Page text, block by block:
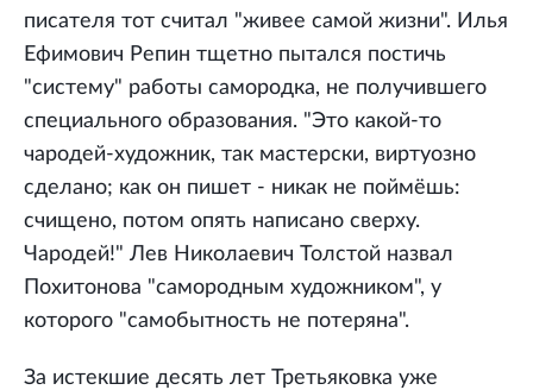
писателя тот считал "живее самой жизни". Илья
Ефимович Репин тщетно пытался постичь
"систему" работы самородка, не получившего
специального образования. "Это какой-то
чародей-художник, так мастерски, виртуозно
сделано; как он пишет - никак не поймёшь:
счищено, потом опять написано сверху.
Чародей!" Лев Николаевич Толстой назвал
Похитонова "самородным художником", у
которого "самобытность не потеряна".
За истекшие десять лет Третьяковка уже